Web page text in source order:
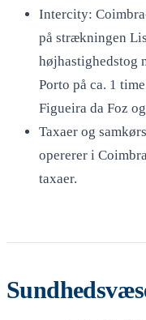
Intercity:
på strækningen
højhastighedstog
Porto på ca. 1
Figueira da Foz
Taxaer og
opererer i
taxaer.